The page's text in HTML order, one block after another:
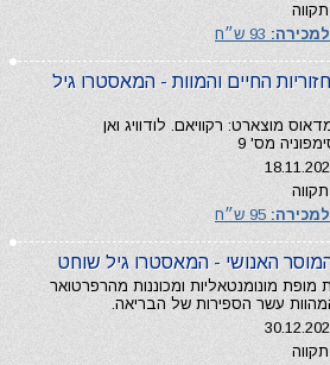
תקווה
החיים והמוות - המאסטרו גיל
מוצארט: רקוויאם. לודוויג ואן
מס' 9
תקווה
האנושי - המאסטרו גיל שוחט
מופת מונומנטאליות ומכוננות מהרפרטואר
עשר הספירות של הבריאה.
תקווה